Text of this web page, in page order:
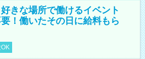
きな場所で働けるイベント
！働いたその日に給料もら